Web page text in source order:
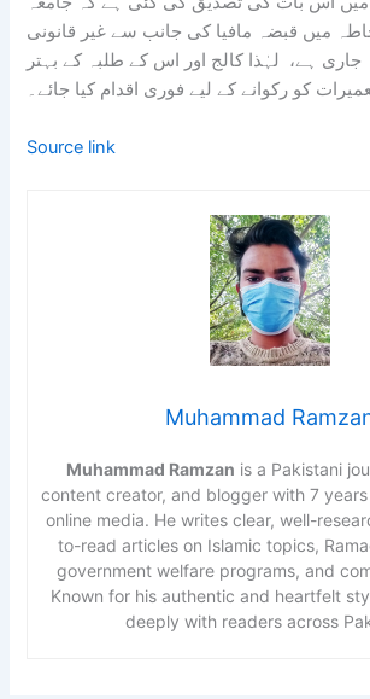
میں قبضہ مافیا کی جانب سے غیر قانونی
ہے، لہٰذا کالج اور اس کے طلبہ کے بہتر
کو رکوانے کے لیے فوری اقدام کیا جائے۔
Source link
Muhammad
Muhammad Ramzan is a Pakistani
content creator, and blogger with 7
online media. He writes clear, well-
to-read articles on Islamic topics,
government welfare programs, and
Known for his authentic and heartfelt
deeply with readers across